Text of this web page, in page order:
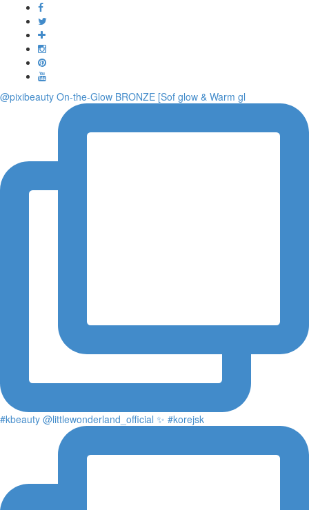
@pixibeauty On-the-Glow BRONZE [Sof glow & Warm gl
#kbeauty @littlewonderland_official ✨ #korejsk